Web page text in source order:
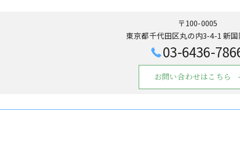
〒100-0005
東京都千代田区丸の内3-4-1 新国
03-6436-
お問い合わせはこちら